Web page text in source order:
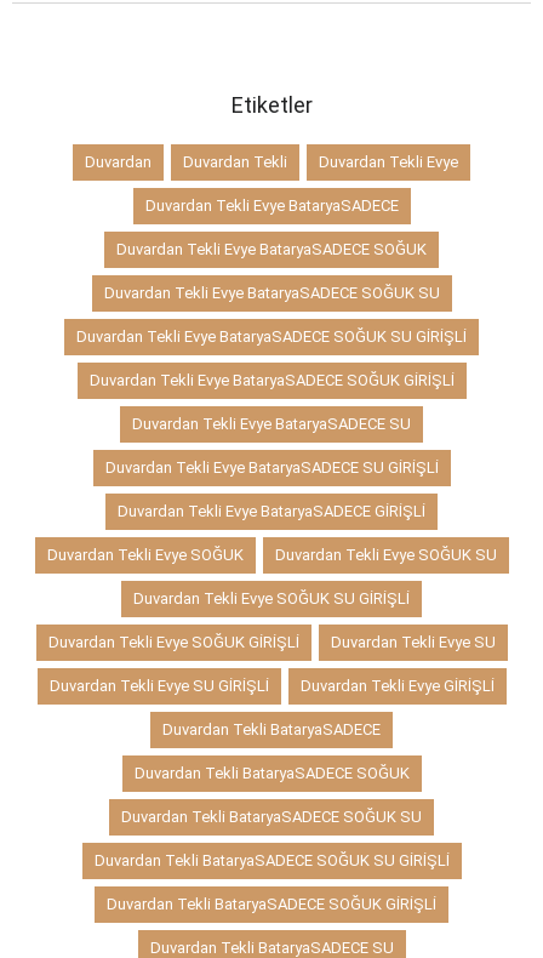
Etiketler
Duvardan Duvardan Tekli Duvardan Tekli Evye
Duvardan Tekli Evye BataryaSADECE
Duvardan Tekli Evye BataryaSADECE SOĞUK
Duvardan Tekli Evye BataryaSADECE SOĞUK SU
Duvardan Tekli Evye BataryaSADECE SOĞUK SU GİRİŞLİ
Duvardan Tekli Evye BataryaSADECE SOĞUK GİRİŞLİ
Duvardan Tekli Evye BataryaSADECE SU
Duvardan Tekli Evye BataryaSADECE SU GİRİŞLİ
Duvardan Tekli Evye BataryaSADECE GİRİŞLİ
Duvardan Tekli Evye SOĞUK Duvardan Tekli Evye SOĞUK SU
Duvardan Tekli Evye SOĞUK SU GİRİŞLİ
Duvardan Tekli Evye SOĞUK GİRİŞLİ Duvardan Tekli Evye SU
Duvardan Tekli Evye SU GİRİŞLİ Duvardan Tekli Evye GİRİŞLİ
Duvardan Tekli BataryaSADECE
Duvardan Tekli BataryaSADECE SOĞUK
Duvardan Tekli BataryaSADECE SOĞUK SU
Duvardan Tekli BataryaSADECE SOĞUK SU GİRİŞLİ
Duvardan Tekli BataryaSADECE SOĞUK GİRİŞLİ
Duvardan Tekli BataryaSADECE SU